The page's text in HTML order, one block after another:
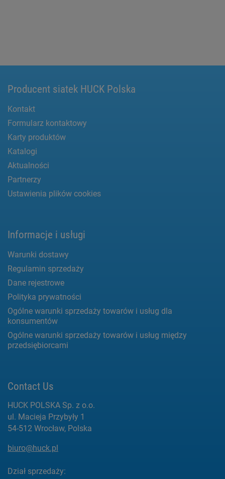
Producent siatek HUCK Polska
Kontakt
Formularz kontaktowy
Karty produktów
Katalogi
Aktualności
Partnerzy
Ustawienia plików cookies
Informacje i usługi
Warunki dostawy
Regulamin sprzedaży
Dane rejestrowe
Polityka prywatności
Ogólne warunki sprzedaży towarów i usług dla
konsumentów
Ogólne warunki sprzedaży towarów i usług między
przedsiębiorcami
Contact Us
HUCK POLSKA Sp. z o.o.
ul. Macieja Przybyły 1
54-512 Wrocław, Polska
biuro@huck.pl
Dział sprzedaży: